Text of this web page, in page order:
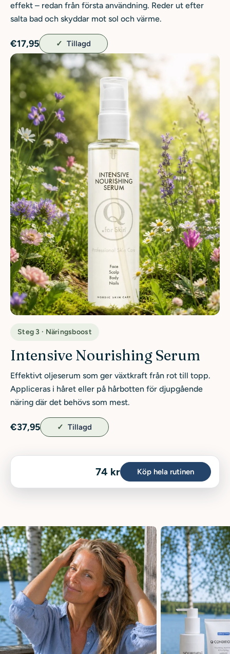
effekt – redan från första användning. Reder ut efter
salta bad och skyddar mot sol och värme.
€17,95 Tillagd
Steg 3 · Näringsboost
Intensive Nourishing Serum
Effektivt oljeserum som ger växtkraft från rot till topp.
Appliceras i håret eller på hårbotten för djupgående
näring där det behövs som mest.
€37,95 Tillagd
74 kr Köp hela rutinen